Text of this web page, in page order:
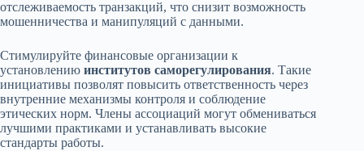
отслеживаемость транзакций, что снизит возможность
мошенничества и манипуляций с данными.
Стимулируйте финансовые организации к
установлению институтов саморегулирования. Такие
инициативы позволят повысить ответственность через
внутренние механизмы контроля и соблюдение
этических норм. Члены ассоциаций могут обмениваться
лучшими практиками и устанавливать высокие
стандарты работы.